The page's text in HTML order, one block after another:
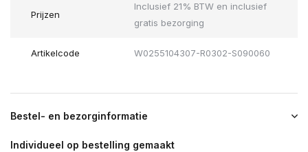
Prijzen
Inclusief 21% BTW en inclusief
gratis bezorging
Artikelcode W0255104307-R0302-S090060
Bestel- en bezorginformatie
Individueel op bestelling gemaakt